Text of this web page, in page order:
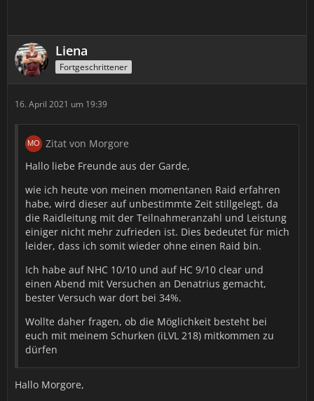
𝒩𝓊𝓃, 𝒾𝒸𝒽 𝓀𝒶𝓃𝓃 𝒹𝒾𝑒 𝒢𝑒𝒹𝒶𝓃𝓀𝑒𝓃 𝒹𝑒𝓇 𝐹𝑒𝒾𝓃𝒹𝑒 𝒶𝓃𝑔𝓇𝑒𝒾𝒻𝑒𝓃 𝓊𝓃𝒹 𝓈𝒾𝑒 𝒹𝒶𝓂𝒾𝓉
𝓈𝒸𝒽ä𝒹𝒾𝑔𝑒𝓃, 𝒾𝒸𝒽 𝓀𝒶𝓃𝓃 𝓈𝒾𝑒 𝓈𝒸𝒽𝓂𝑒𝓇𝓏𝑒𝓃 𝓈𝓅ü𝓇𝑒𝓃 𝓁𝒶𝓈𝓈𝑒𝓃, 𝒾𝒸𝒽 𝓀𝒶𝓃𝓃
𝐼𝒽𝓃𝑒𝓃 𝒹𝒾𝑒 𝐿𝑒𝒷𝑒𝓃𝓈𝓀𝓇𝒶𝒻𝓉 𝓉𝑒𝒾𝓁𝓌𝑒𝒾𝓈𝑒 𝑒𝓃𝓉𝓏𝒾𝑒𝒽𝑒𝓃. 𝒩𝒶𝓉ü𝓇𝓁𝒾𝒸𝒽 𝓀𝒶𝓃𝓃 𝒾𝒸𝒽
𝒶𝓊𝒸𝒽 𝒶𝓃𝒹𝑒𝓇𝑒𝓃 𝒶𝓃 𝒹𝒾𝑒𝓈𝑒𝓇 𝐿𝑒𝒷𝑒𝓃𝓈𝓀𝓇𝒶𝒻𝓉 𝓉𝑒𝒾𝓁𝒽𝒶𝒷𝑒𝓃 𝓁𝒶𝓈𝓈𝑒𝓃. 𝒦𝓊𝓇𝓏𝓊𝓂...
𝒾𝒸𝒽 𝓁𝒾𝑒𝒷𝑒 𝑒𝓈 𝓂𝑒𝒾𝓃𝑒 𝐹𝑒𝒾𝓃𝒹𝑒 𝓏𝓊 𝓆𝓊ä𝓁𝑒𝓃 𝓊𝓃𝒹 𝒹𝒶𝓂𝒾𝓉 𝒾𝓃 𝒹𝑒𝓃 𝒲𝒶𝒽𝓃𝓈𝒾𝓃𝓃
*Sie grinst böse und in den Augen scheint kurz etwas
schnell wieder weg, wie es aufgetaucht ist.*
𝒲𝑒𝓃𝓃 𝑒𝓈 𝑒𝓇𝒻𝑜𝓇𝒹𝑒𝓇𝓁𝒾𝒸𝒽 𝓈𝑒𝒾𝓃 𝓈𝑜𝓁𝓁𝓉𝑒, 𝓀𝒶𝓃𝓃 𝒾𝒸𝒽 𝒶𝓊𝒸𝒽 𝓂𝑒𝒾𝓃𝑒
𝒱𝑒𝓇𝒷ü𝓃𝒹𝑒𝓉𝑒𝓃 𝒽𝑒𝒾𝓁𝑒𝓃. 𝒜𝓁𝓁𝑒𝓇𝒹𝒾𝓃𝑔𝓈 𝓉𝓊𝑒 𝒾𝒸𝒽 𝒹𝒾𝑒𝓈 𝓃𝓊𝓇 𝓈𝑒𝓁𝓉𝑒𝓃, 𝒹𝒶 𝒾𝒸𝒽
𝒹𝑒𝓃 𝒲𝒶𝒽𝓃𝓈𝒾𝓃𝓃 𝒾𝓃 𝓂𝒾𝓇 𝓃𝒾𝒸𝒽𝓉 𝓋𝑜𝓁𝓁𝓈𝓉ä𝓃𝒹𝒾𝑔 𝓀𝑜𝓃𝓉𝓇𝑜𝓁𝓁𝒾𝑒𝓇𝑒𝓃 𝓀𝒶𝓃𝓃 𝓊𝓃𝒹
𝑒𝓈 𝓈𝑜𝓂𝒾𝓉 𝓏𝓊 𝒰𝓃𝒻ä𝓁𝓁𝑒𝓃 𝓀𝑜𝓂𝓂𝓉 𝒷𝒾𝓈𝓌𝑒𝒾𝓁𝑒𝓃. 𝒟𝒾𝑒𝓈 𝓌ü𝓇𝒹𝑒 𝒾𝒸𝒽 𝑔𝑒𝓇𝓃𝑒
*Dann senkt sie ein wenig den Kopf, spricht etwas leiser
weiter, offensichtlich betrübt das sie nicht soviel weiß, wie
𝒜𝓁𝓁𝑒𝓇𝒹𝒾𝓃𝑔𝓈 𝓂𝓊𝓈𝓈 𝒾𝒸𝒽 𝑔𝑒𝓈𝓉𝑒𝒽𝑒𝓃, 𝒹𝒶𝓈 𝒾𝒸𝒽 𝓃𝑜𝒸𝒽 𝓁𝒶𝓃𝑔𝑒 𝓃𝒾𝒸𝒽𝓉 𝒶𝓁𝓁𝑒
𝒢𝑒𝒻𝒶𝒽𝓇𝑒𝓃 𝓀𝑒𝓃𝓃𝑒. 𝐼𝒸𝒽 𝒷𝓇ä𝓊𝒸𝒽𝓉𝑒 𝒶𝓁𝓈𝑜... 𝑒𝒾𝓃𝑒 𝑔𝑒𝓌𝒾𝓈𝓈𝑒 𝐸𝒾𝓃𝓌𝑒𝒾𝓈𝓊𝓃𝑔.
𝒜𝒷𝑒𝓇 𝒾𝒸𝒽 𝓀𝒶𝓃𝓃 𝓂𝒾𝒸𝒽 𝓈𝒸𝒽𝓃𝑒𝓁𝓁 𝒶𝓊𝒻 𝓃𝑒𝓊𝑒 𝒮𝒾𝓉𝓊𝒶𝓉𝒾𝑜𝓃𝑒𝓃 𝑒𝒾𝓃𝓈𝓉𝑒𝓁𝓁𝑒𝓃 𝓊𝓃𝒹
𝐵𝑒𝒻𝑒𝒽𝓁𝑒 𝓇𝑒𝒸𝒽𝓉 𝓈𝒸𝒽𝓃𝑒𝓁𝓁 𝓊𝓂𝓈𝑒𝓉𝓏𝑒𝓃. 𝒜𝒷𝑒𝓇 𝒶𝓊𝒸𝒽 𝓈𝑒𝒾 𝒹𝒶𝓏𝓊 𝑔𝑒𝓈𝒶𝑔𝓉,
Liena
Fortgeschrittener
16. April 2021 um 19:39
Zitat von Morgore
Hallo liebe Freunde aus der Garde,
wie ich heute von meinen momentanen Raid erfahren
habe, wird dieser auf unbestimmte Zeit stillgelegt, da
die Raidleitung mit der Teilnahmeranzahl und Leistung
einiger nicht mehr zufrieden ist. Dies bedeutet für mich
leider, dass ich somit wieder ohne einen Raid bin.
Ich habe auf NHC 10/10 und auf HC 9/10 clear und
einen Abend mit Versuchen an Denatrius gemacht,
bester Versuch war dort bei 34%.
Wollte daher fragen, ob die Möglichkeit besteht bei
euch mit meinem Schurken (iLVL 218) mitkommen zu
dürfen
Hallo Morgore,